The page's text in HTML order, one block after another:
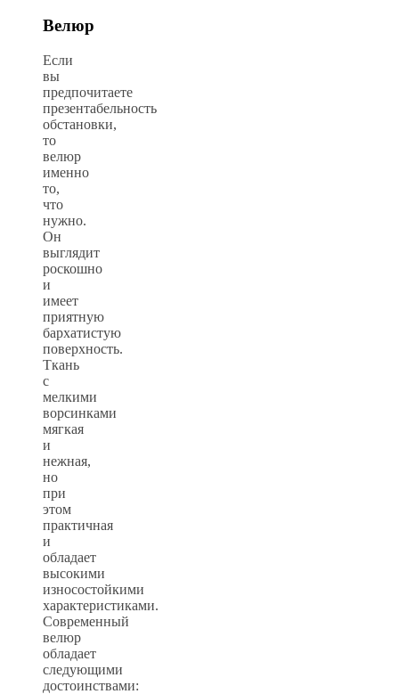
Велюр
Если
вы
предпочитаете
презентабельность
обстановки,
то
велюр
именно
то,
что
нужно.
Он
выглядит
роскошно
и
имеет
приятную
бархатистую
поверхность.
Ткань
с
мелкими
ворсинками
мягкая
и
нежная,
но
при
этом
практичная
и
обладает
высокими
износостойкими
характеристиками.
Современный
велюр
обладает
следующими
достоинствами: